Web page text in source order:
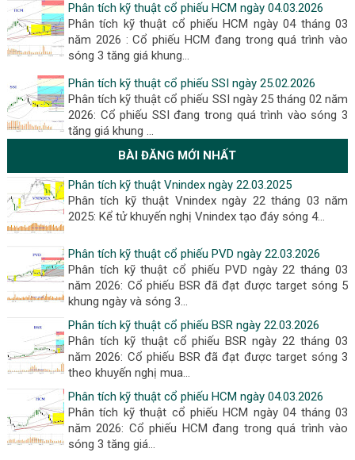
Phân tích kỹ thuật cổ phiếu HCM ngày 04.03.2026
Phân tích kỹ thuật cổ phiếu HCM ngày 04 tháng 03
năm 2026 : Cổ phiếu HCM đang trong quá trình vào
sóng 3 tăng giá khung…
Phân tích kỹ thuật cổ phiếu SSI ngày 25.02.2026
Phân tích kỹ thuật cổ phiếu SSI ngày 25 tháng 02 năm
2026: Cổ phiếu SSI đang trong quá trình vào sóng 3
tăng giá khung …
BÀI ĐĂNG MỚI NHẤT
Phân tích kỹ thuật Vnindex ngày 22.03.2025
Phân tích kỹ thuật Vnindex ngày 22 tháng 03 năm
2025: Kể tử khuyến nghị Vnindex tạo đáy sóng 4...
Phân tích kỹ thuật cổ phiếu PVD ngày 22.03.2026
Phân tích kỹ thuật cổ phiếu PVD ngày 22 tháng 03
năm 2026: Cổ phiếu BSR đã đạt được target sóng 5
khung ngày và sóng 3...
Phân tích kỹ thuật cổ phiếu BSR ngày 22.03.2026
Phân tích kỹ thuật cổ phiếu BSR ngày 22 tháng 03
năm 2026: Cổ phiếu BSR đã đạt được target sóng 3
theo khuyến nghị mua...
Phân tích kỹ thuật cổ phiếu HCM ngày 04.03.2026
Phân tích kỹ thuật cổ phiếu HCM ngày 04 tháng 03
năm 2026: Cổ phiếu HCM đang trong quá trình vào
sóng 3 tăng giá...